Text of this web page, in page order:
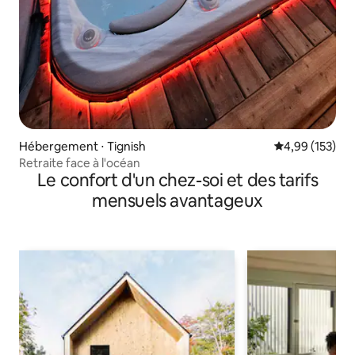
Hébergement ⋅ Tignish Évaluation
4,99 (153)
Retraite face à l'océan
Le confort d'un chez-soi et des tarifs
mensuels avantageux